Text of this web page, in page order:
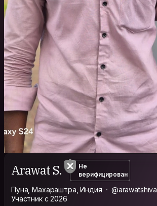
Arawat S.
Не
верифицирован
Пуна, Махараштра, Индия
@arawatshiva
Участник с 2026